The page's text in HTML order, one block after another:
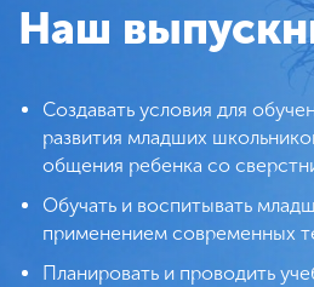
Наш
Создавать условия для
развития младших
общения ребенка со
Обучать и воспитывать
применением современных
Планировать и проводить